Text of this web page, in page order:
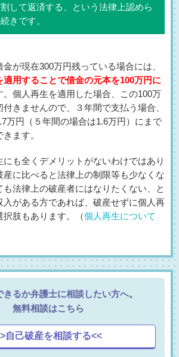
して返済する、という法律上認めら
きです。
が現在300万円残っている場合には、
適用することで借金の元本を100万円に
。個人再生を適用した場合、この100万
きませんので、３年間で支払う場合、
万円（５年間の場合は1.6万円）にまで
ます。
にも全くデメリットがないわけではあり
産に比べると法律上の制限等も少なくな
も法律上の破産者にはなりたくない、と
入がある方であれば、破産せずに個人再
肢もあります。（個人再生について
きるか弁護士に相談したい方へ。
無料相談はこちら
自己破産を相談する<<